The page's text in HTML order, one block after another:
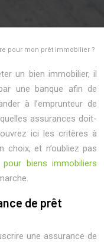
pour mon prêt immobilier ?
un bien immobilier, il
une banque afin de
à l’emprunteur de
assurances doit-
ici les critères à
et n’oubliez pas
biens immobiliers
de prêt
une assurance de